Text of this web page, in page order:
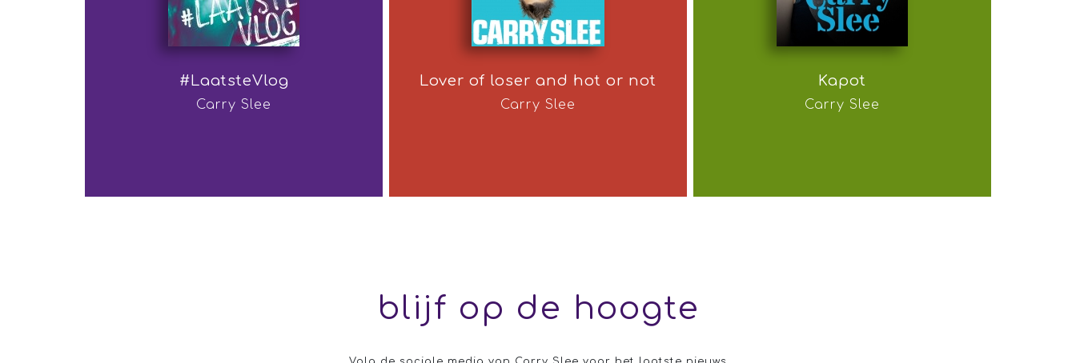
#LaatsteVlog
Carry Slee
Lover of loser and hot or not
Carry Slee
Kapot
Carry Slee
blijf op de hoogte